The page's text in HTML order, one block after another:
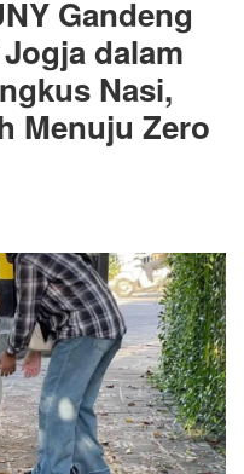
Gandeng
dalam
Nasi,
Menuju Zero